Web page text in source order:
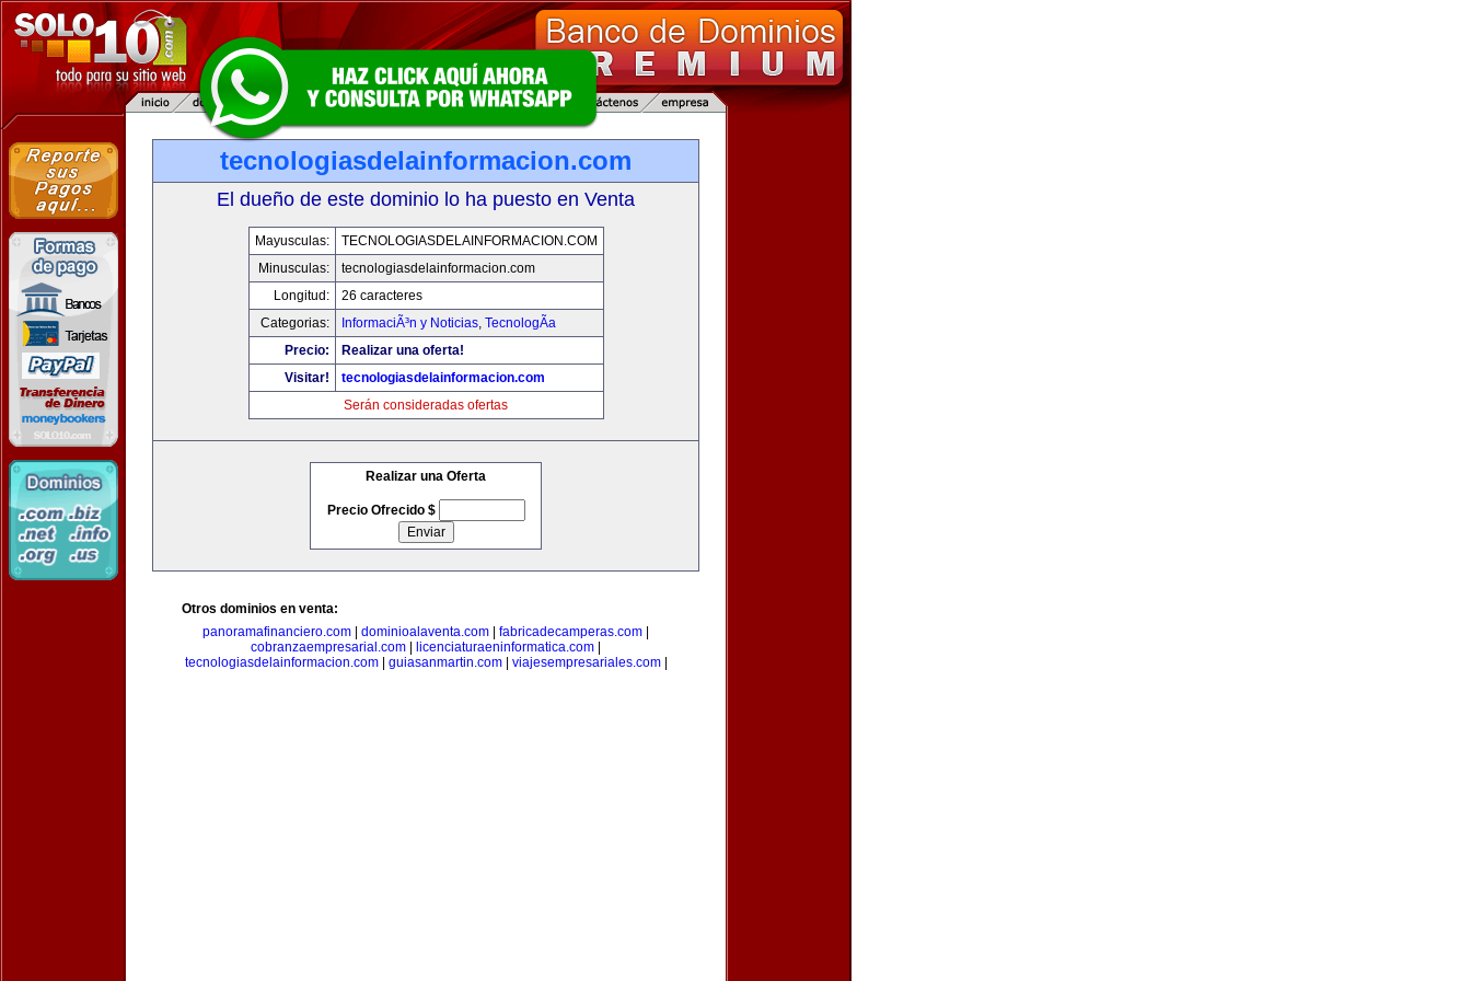
tecnologiasdelainformacion.com
El dueño de este dominio lo ha puesto en Venta
Mayusculas:
TECNOLOGIASDELAINFORMACION.COM
Minusculas:
tecnologiasdelainformacion.com
Longitud:
26 caracteres
Categorias:
InformaciÃ³n y Noticias, TecnologÃ­a
Precio:
Realizar una oferta!
Visitar!
tecnologiasdelainformacion.com
Serán consideradas ofertas
Realizar una Oferta
Precio Ofrecido $
Otros dominios en venta:
panoramafinanciero.com
dominioalaventa.com fabricadecamperas.com
cobranzaempresarial.com
licenciaturaeninformatica.com
tecnologiasdelainformacion.com| guiasanmartin.com| viajesempresariales.com|